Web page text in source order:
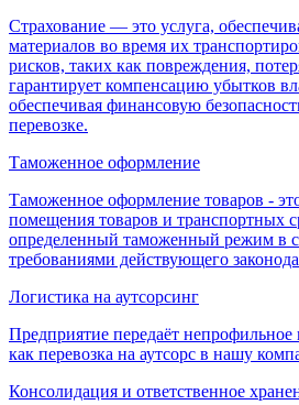
Страхование — это услуга,
материалов во время их
рисков, таких как повреждения,
гарантирует компенсацию убытков
обеспечивая финансовую
перевозке.
Таможенное оформление
Таможенное оформление товаров -
помещения товаров и транспортных
определенный таможенный режим в
требованиями действующего
Логистика на аутсорсинг
Предприятие передаёт непрофильное
как перевозка на аутсорс в нашу
Консолидация и ответственное